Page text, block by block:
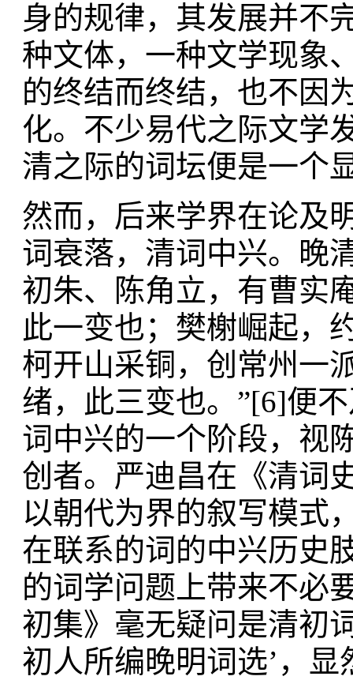
身的规律，其发展并不
种文体，一种文学现象
的终结而终结，也不因
化。不少易代之际文学
清之际的词坛便是一个
然而，后来学界在论及
词衰落，清词中兴。晚
初朱、陈角立，有曹
此一变也；樊榭崛起，
柯开山采铜，创常州一
绪，此三变也。”[6]便
词中兴的一个阶段，视
创者。严迪昌在《清词
以朝代为界的叙写模式
在联系的词的中兴历史
的词学问题上带来不必
初集》毫无疑问是清初
初人所编晚明词选’，